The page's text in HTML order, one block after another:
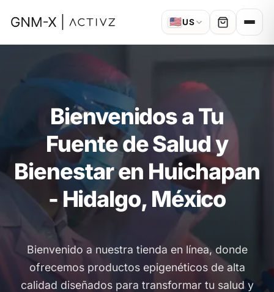
🇺🇸US
Bienvenidos a Tu
Fuente de Salud y
Bienestar en Huichapan
- Hidalgo, México
Bienvenido a nuestra tienda en línea, donde
ofrecemos productos epigenéticos de alta
calidad diseñados para transformar tu salud y